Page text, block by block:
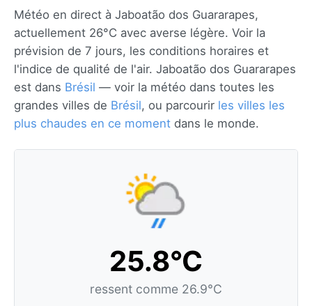
Météo en direct à Jaboatão dos Guararapes,
actuellement 26°C avec averse légère. Voir la
prévision de 7 jours, les conditions horaires et
l'indice de qualité de l'air. Jaboatão dos Guararapes
est dans Brésil — voir la météo dans toutes les
grandes villes de Brésil, ou parcourir les villes les
plus chaudes en ce moment dans le monde.
25.8°C
ressent comme 26.9°C